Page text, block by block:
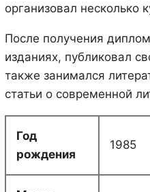
организовал несколько
После получения
изданиях, публиковал
также занимался
статьи о современной
Год
рождения
1985